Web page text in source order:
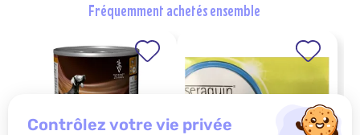
fréquemment achetés ensemble
contrôlez votre vie privée